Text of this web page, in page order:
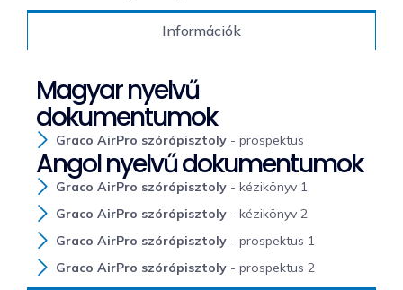
Információk
Magyar nyelvű
dokumentumok
Graco AirPro szórópisztoly- prospektus
Angol nyelvű dokumentumok
Graco AirPro szórópisztoly- kézikönyv 1
Graco AirPro szórópisztoly- kézikönyv 2
Graco AirPro szórópisztoly- prospektus 1
Graco AirPro szórópisztoly- prospektus 2